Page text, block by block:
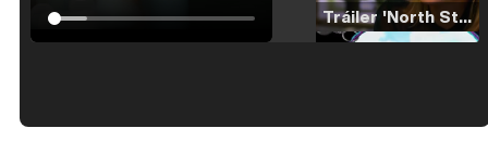
Tráiler 'North Star' (2023)